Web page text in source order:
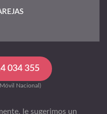
034 355
Nacional)
le sugerimos un